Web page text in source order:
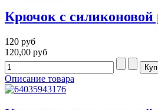
Крючок с
120 руб
120,00 руб
Описание товара